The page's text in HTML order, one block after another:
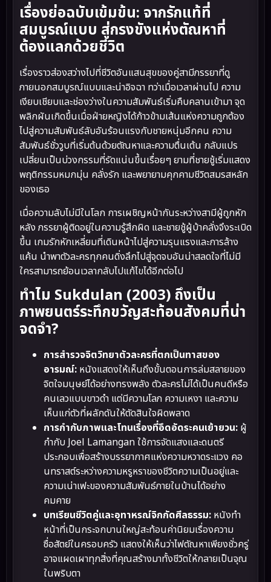
เรื่องย่อฉบับเข้มข้น: จากรักแท้ที่
สมบูรณ์แบบ สู่กรงขังแห่งตัณหาที่
ต้องแลกด้วยชีวิต
เรื่องราวส่องสว่างไปที่ชีวิตอันแสนสุขของคู่สามีภรรยาที่ดู
ภายนอกสมบูรณ์แบบและน่าอิจฉา ทว่าเมื่อเวลาผ่านไป ความ
เงียบเชียบและช่องว่างในความสัมพันธ์เริ่มคืบคลานเข้ามา จุด
พลิกผันเกิดขึ้นเมื่อฝ่ายหญิงได้ก้าวข้ามเส้นแห่งความถูกต้อง
ไปสู่ความสัมพันธ์ลับอันร้อนแรงกับชายหนุ่มอีกคน ความ
สัมพันธ์ชั่ววูบที่เริ่มต้นด้วยตัณหาและความตื่นเต้น กลับแปร
เปลี่ยนเป็นบ่วงกรรมที่รัดแน่นขึ้นเรื่อยๆ ยามที่ชายชู้เริ่มแสดง
พฤติกรรมหมกมุ่น คลั่งรัก และพยายามคุกคามชีวิตสมรสหลัก
ของเธอ
เมื่อความลับไม่มีในโลก การเผชิญหน้ากันระหว่างสามีผู้ถูกหัก
หลัง ภรรยาผู้ติดอยู่ในความรู้สึกผิด และชายชู้ผู้บ้าคลั่งจึงระเบิด
ขึ้น เกมรักหักเหลี่ยมที่เดินหน้าไปสู่ความรุนแรงและการล้าง
แค้น นำพาตัวละครทุกคนดิ่งลึกไปสู่จุดจบอันน่าสลดใจที่ไม่มี
ใครสามารถย้อนเวลากลับไปแก้ไขได้อีกต่อไป
ทำไม Sukdulan (2003) ถึงเป็น
ภาพยนตร์ระทึกขวัญสะท้อนสังคมที่น่า
จดจำ?
การสำรวจจิตวิทยาตัวละครที่ตกเป็นทาสของ
อารมณ์: หนังแสดงให้เห็นถึงขั้นตอนการล่มสลายของ
จิตใจมนุษย์ได้อย่างทรงพลัง ตัวละครไม่ได้เป็นคนดีหรือ
คนเลวแบบขาวดำ แต่มีความโลภ ความเหงา และความ
เห็นแก่ตัวที่ผลักดันให้ตัดสินใจผิดพลาด
การกำกับภาพและโทนเรื่องที่อึดอัดระคนเย้ายวน: ผู้
กำกับ Joel Lamangan ใช้การจัดแสงและดนตรี
ประกอบเพื่อสร้างบรรยากาศแห่งความหวาดระแวง คอ
นทราสต์ระหว่างความหรูหราของชีวิตความเป็นอยู่และ
ความเน่าเฟะของความสัมพันธ์ภายในบ้านได้อย่าง
คมคาย
บทเรียนชีวิตคู่และอุทาหรณ์จิกกัดศีลธรรม: หนังทำ
หน้าที่เป็นกระจกบานใหญ่สะท้อนค่านิยมเรื่องความ
ซื่อสัตย์ในครอบครัว แสดงให้เห็นว่าไฟตัณหาเพียงชั่วครู่
อาจแผดเผาทุกสิ่งที่คุณสร้างมาทั้งชีวิตให้กลายเป็นจุณ
ในพริบตา